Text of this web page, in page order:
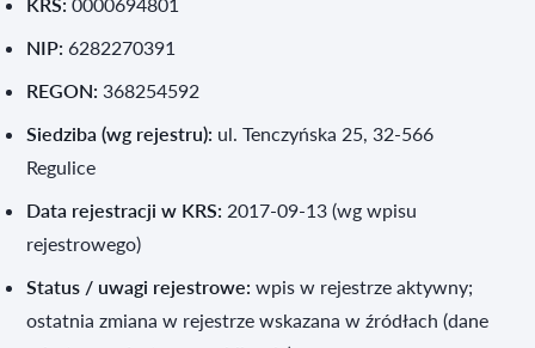
NIP: 6282270391
REGON: 368254592
Siedziba (wg rejestru): ul. Tenczyńska 25, 32-566
Regulice
Data rejestracji w KRS: 2017-09-13 (wg wpisu
rejestrowego)
Status / uwagi rejestrowe: wpis w rejestrze aktywny;
ostatnia zmiana w rejestrze wskazana w źródłach (dane